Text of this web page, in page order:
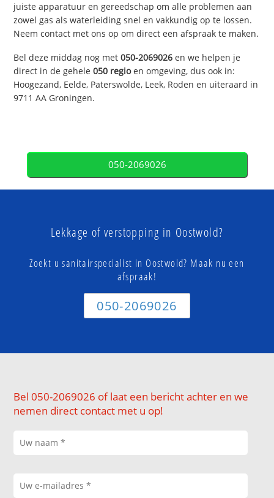
juiste apparatuur en gereedschap om alle problemen aan
zowel gas als waterleiding snel en vakkundig op te lossen.
Neem contact met ons op om direct een afspraak te maken.
Bel deze middag nog met050-2069026 en we helpen je
direct in de gehele050 regioen omgeving, dus ook in:
Hoogezand, Eelde, Paterswolde, Leek, Roden en uiteraard in
9711 AA Groningen.
050-2069026
Lekkage of verstopping in Oostwold?
Zoekt u sanitairspecialist in Oostwold? Maak nu een
afspraak!
050-2069026
Bel 050-2069026 of laat een bericht achter en we
nemen direct contact met u op!